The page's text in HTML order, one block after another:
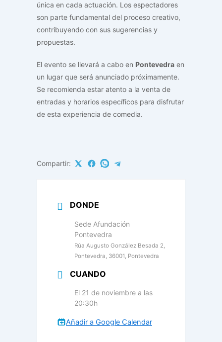
única en cada actuación. Los espectadores
son parte fundamental del proceso creativo,
contribuyendo con sus sugerencias y
propuestas.
El evento se llevará a cabo en Pontevedra en
un lugar que será anunciado próximamente.
Se recomienda estar atento a la venta de
entradas y horarios específicos para disfrutar
de esta experiencia de comedia.
Compartir:
DONDE
Sede Afundación
Pontevedra
Rúa Augusto González Besada 2,
Pontevedra, 36001, Pontevedra
CUANDO
El 21 de noviembre a las
20:30h
Añadir a Google Calendar